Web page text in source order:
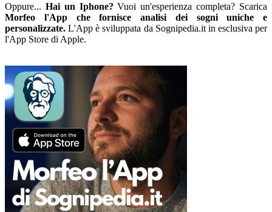
Oppure... Hai un Iphone? Vuoi un'esperienza completa? Scarica
Morfeo l'App che fornisce analisi dei sogni uniche e
personalizzate. L'App è sviluppata da Sognipedia.it in esclusiva per
l'App Store di Apple.